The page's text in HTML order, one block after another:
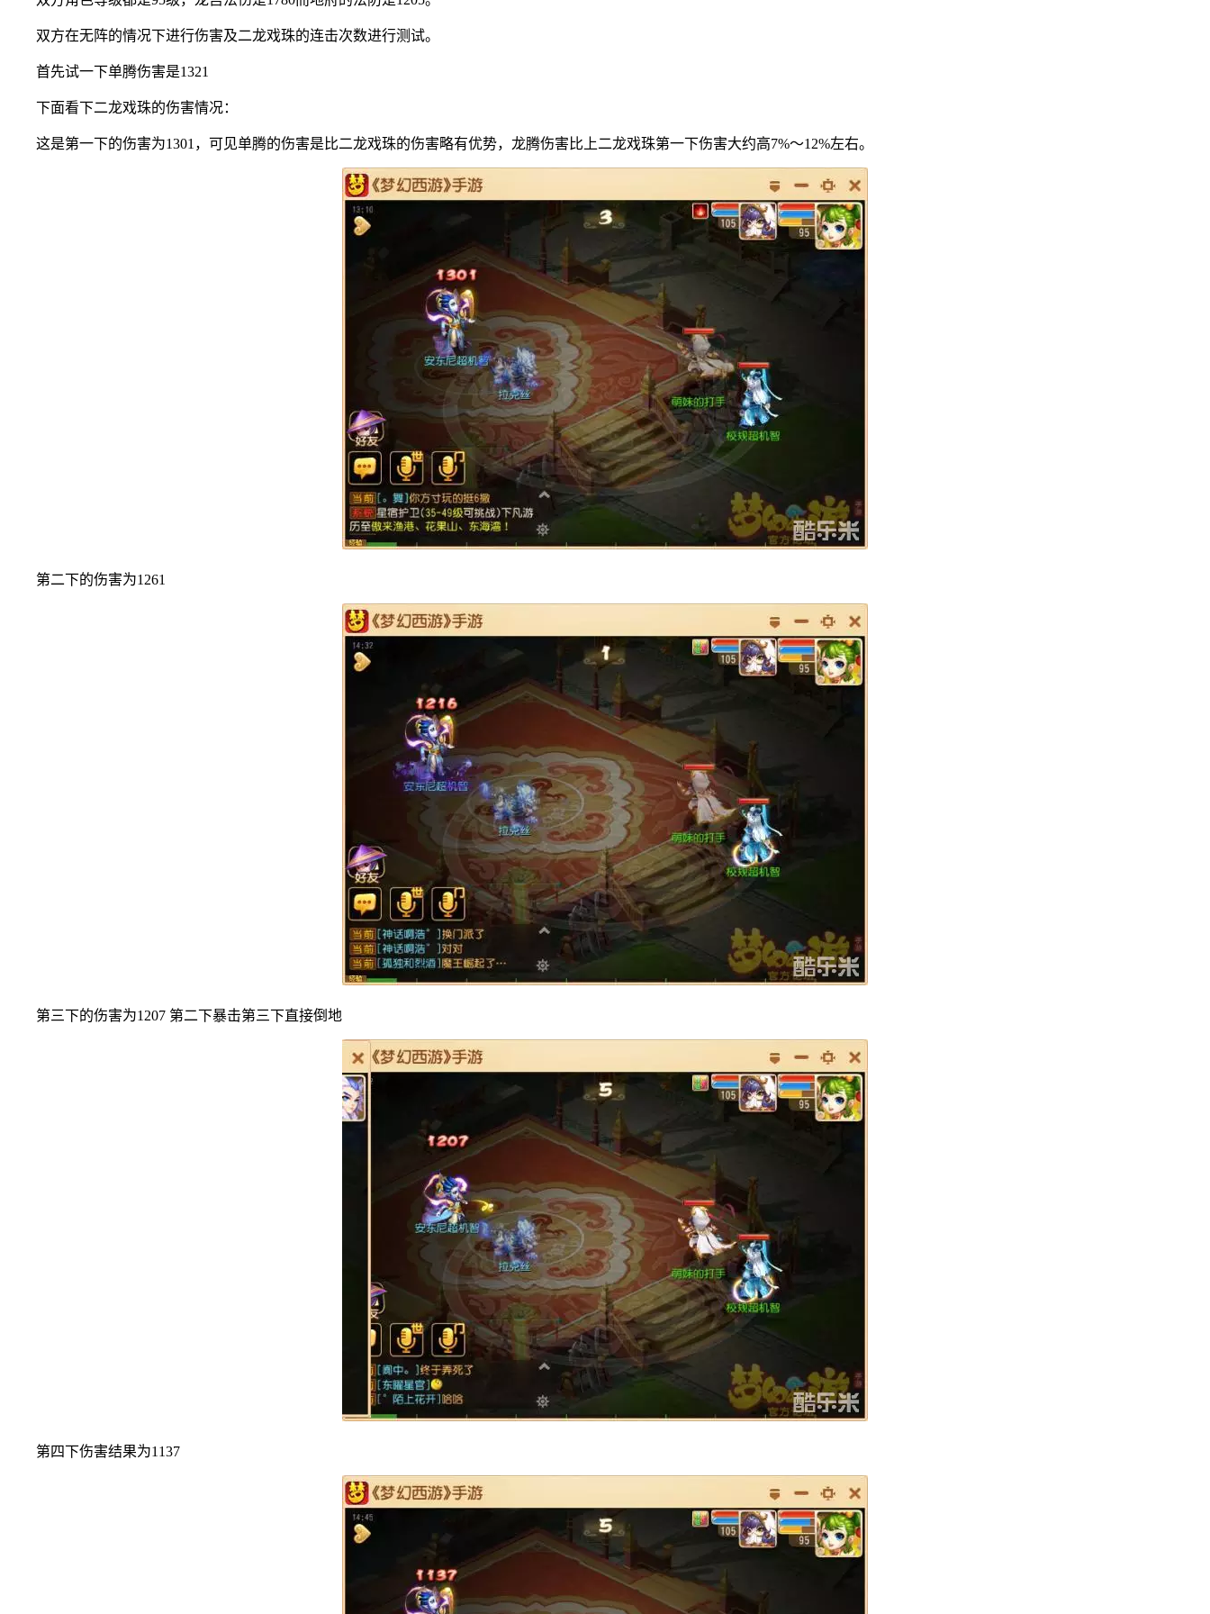
双方在无阵的情况下进行伤害及二龙戏珠的连击次数进行测试。
首先试一下单腾伤害是1321
下面看下二龙戏珠的伤害情况：
这是第一下的伤害为1301，可见单腾的伤害是比二龙戏珠的伤害略有优势，龙腾伤害比上二龙戏珠第一下伤害大约高7%～12%左右。
第二下的伤害为1261
第三下的伤害为1207 第二下暴击第三下直接倒地
第四下伤害结果为1137